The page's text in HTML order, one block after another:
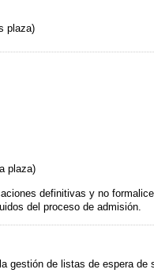
plaza)
plaza)
definitivas y no
del proceso de admisión.
gestión de listas de espera de